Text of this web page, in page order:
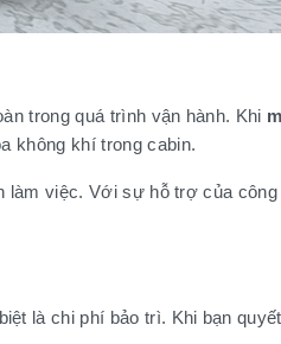
trong quá trình vận hành. Khi
không khí trong cabin.
việc. Với sự hỗ trợ của
là chi phí bảo trì. Khi bạn